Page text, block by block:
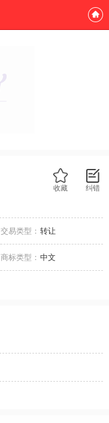
纠错
收藏
交易类型： 转让
商标类型： 中文